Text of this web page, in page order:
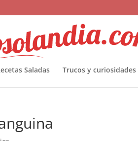
Saladas Trucos y curiosidades